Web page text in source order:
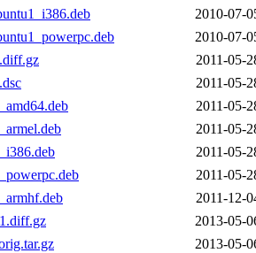
2010-07-
2010-07-
2011-05-
2011-05-
2011-05-
2011-05-
2011-05-
2011-05-
2011-12-
2013-05-
2013-05-